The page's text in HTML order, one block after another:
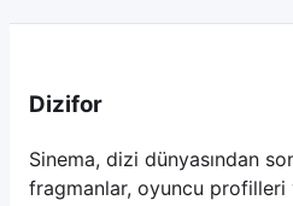
Dizifor
Sinema, dizi dünyasından
fragmanlar, oyuncu